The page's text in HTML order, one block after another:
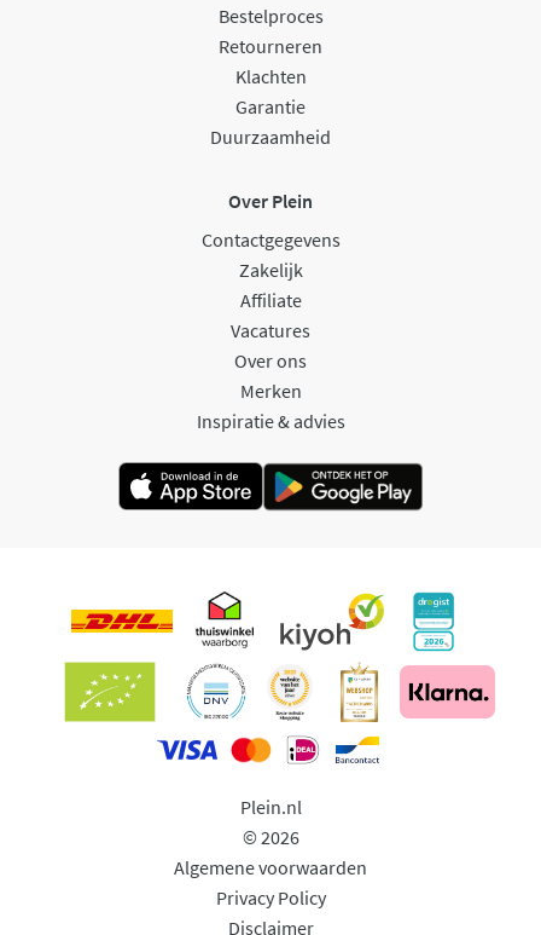
Bestelproces
Retourneren
Klachten
Garantie
Duurzaamheid
Over Plein
Contactgegevens
Zakelijk
Affiliate
Vacatures
Over ons
Merken
Inspiratie & advies
Plein.nl
© 2026
Algemene voorwaarden
Privacy Policy
Disclaimer